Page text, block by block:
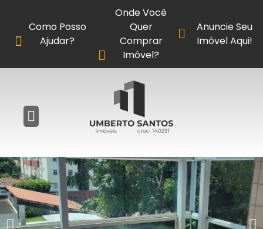
Anuncie Seu
Imóvel Aqui!
Como Posso
Ajudar?
Onde Você
Quer
Comprar
Imóvel?